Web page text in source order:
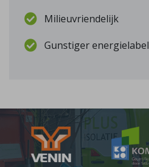
Milieuvriendelijk
Gunstiger energielabel